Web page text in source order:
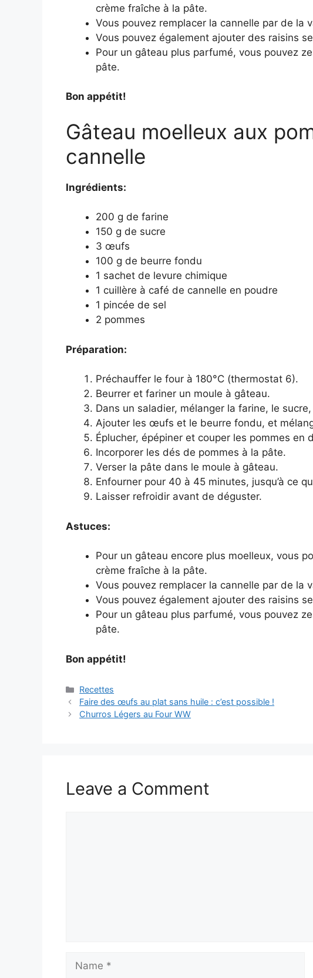
crème fraîche à la pâte.
Vous pouvez remplacer la cannelle par de la
Vous pouvez également ajouter des raisins
Pour un gâteau plus parfumé, vous pouvez
pâte.
Bon appétit!
Gâteau moelleux aux
cannelle
Ingrédients:
200 g de farine
150 g de sucre
3 œufs
100 g de beurre fondu
1 sachet de levure chimique
1 cuillère à café de cannelle en poudre
1 pincée de sel
2 pommes
Préparation:
Préchauffer le four à 180°C (thermostat 6).
Beurrer et fariner un moule à gâteau.
Dans un saladier, mélanger la farine, le
Ajouter les œufs et le beurre fondu, et
Éplucher, épépiner et couper les pommes en
Incorporer les dés de pommes à la pâte.
Verser la pâte dans le moule à gâteau.
Enfourner pour 40 à 45 minutes, jusqu’à ce
Laisser refroidir avant de déguster.
Astuces:
Pour un gâteau encore plus moelleux, vous
crème fraîche à la pâte.
Vous pouvez remplacer la cannelle par de la
Vous pouvez également ajouter des raisins
Pour un gâteau plus parfumé, vous pouvez
pâte.
Bon appétit!
Categories
Recettes
Faire des œufs au plat sans huile : c’est possible !
Churros Légers au Four WW
Leave a Comment
Name